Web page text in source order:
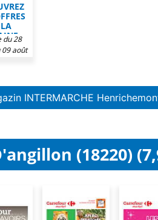
du 28
août
INTERMARCHE
(18220)